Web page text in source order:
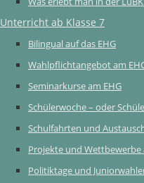
Unterricht ab Klasse 7
Bilingual auf das EHG
Wahlpflichtangebot am
Seminarkurse am EHG
Schülerwoche – oder
Schulfahrten und
Projekte und Wettbewerbe
Politiktage und